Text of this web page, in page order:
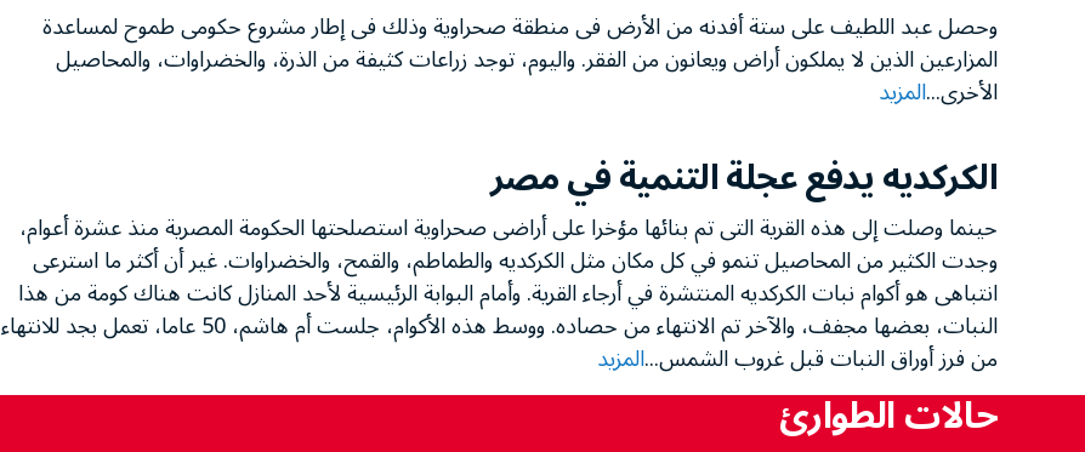
وحصل عبد اللطيف على ستة أفدنه من الأرض فى منطقة صحراوية وذلك فى إطار مشروع حكومى طموح لمساعدة
المزارعين الذين لا يملكون أراض ويعانون من الفقر. واليوم، توجد زراعات كثيفة من الذرة، والخضراوات، والمحاصيل
الأخرى...المزيد
الكركديه يدفع عجلة التنمية في مصر
حينما وصلت إلى هذه القرية التى تم بنائها مؤخرا على أراضى صحراوية استصلحتها الحكومة المصرية منذ عشرة أعوام،
وجدت الكثير من المحاصيل تنمو في كل مكان مثل الكركديه والطماطم، والقمح، والخضراوات. غير أن أكثر ما استرعى
انتباهى هو أكوام نبات الكركديه المنتشرة في أرجاء القرية. وأمام البوابة الرئيسية لأحد المنازل كانت هناك كومة من هذا
النبات، بعضها مجفف، والآخر تم الانتهاء من حصاده. ووسط هذه الأكوام، جلست أم هاشم، 50 عاما، تعمل بجد للانتهاء
من فرز أوراق النبات قبل غروب الشمس...المزيد
حالات الطوارئ